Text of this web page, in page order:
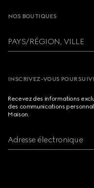
NOS BOUTIQUES
PAYS/RÉGION, VILLE
INSCRIVEZ-VOUS POUR
Recevez des informations
des communications
Maison.
Adresse électronique